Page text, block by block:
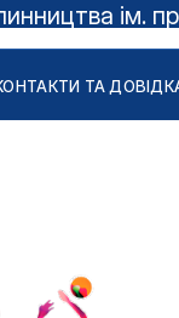
ім.
Керівництво
ТА